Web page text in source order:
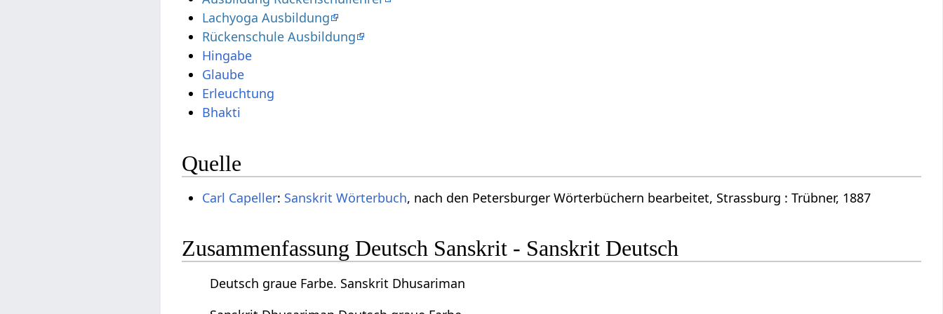
Lachyoga Ausbildung
Rückenschule Ausbildung
Hingabe
Glaube
Erleuchtung
Bhakti
Quelle
Carl Capeller: Sanskrit Wörterbuch, nach den Petersburger Wörterbüchern bearbeitet, Strassburg : Trübner, 1887
Zusammenfassung Deutsch Sanskrit - Sanskrit Deutsch
Deutsch graue Farbe. Sanskrit Dhusariman